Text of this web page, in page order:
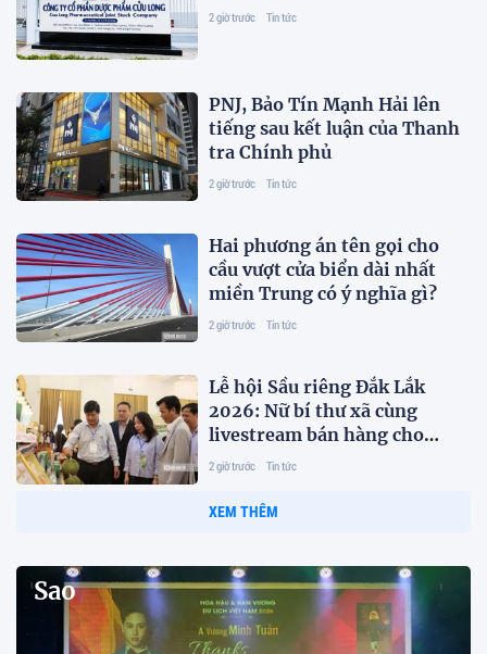
2 giờ trước Tin tức
PNJ, Bảo Tín Mạnh Hải lên
tiếng sau kết luận của Thanh
tra Chính phủ
2 giờ trước Tin tức
Hai phương án tên gọi cho
cầu vượt cửa biển dài nhất
miền Trung có ý nghĩa gì?
2 giờ trước Tin tức
Lễ hội Sầu riêng Đắk Lắk
2026: Nữ bí thư xã cùng
livestream bán hàng cho
người dân, doanh nghiệp
2 giờ trước Tin tức
XEM THÊM
Sao